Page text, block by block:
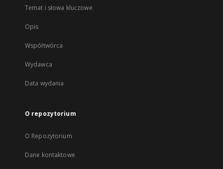
Temat i słowa kluczowe
Opis
Współtwórca
Wydawca
Data wydania
O repozytorium
O Repozytorium
Dane kontaktowe